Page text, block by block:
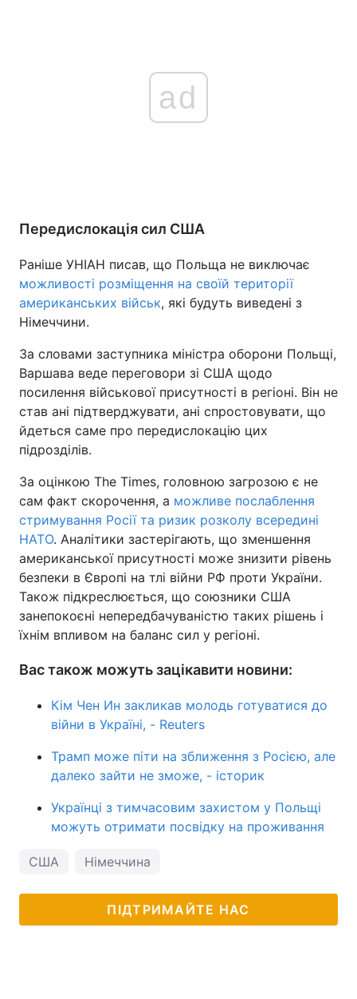
ad
Передислокація сил США
Раніше УНІАН писав, що Польща не виключає
можливості розміщення на своїй території
американських військ, які будуть виведені з
Німеччини.
За словами заступника міністра оборони Польщі,
Варшава веде переговори зі США щодо
посилення військової присутності в регіоні. Він не
став ані підтверджувати, ані спростовувати, що
йдеться саме про передислокацію цих
підрозділів.
За оцінкою The Times, головною загрозою є не
сам факт скорочення, а можливе послаблення
стримування Росії та ризик розколу всередині
НАТО. Аналітики застерігають, що зменшення
американської присутності може знизити рівень
безпеки в Європі на тлі війни РФ проти України.
Також підкреслюється, що союзники США
занепокоєні непередбачуваністю таких рішень і
їхнім впливом на баланс сил у регіоні.
Вас також можуть зацікавити новини:
Кім Чен Ин закликав молодь готуватися до
війни в Україні, - Reuters
Трамп може піти на зближення з Росією, але
далеко зайти не зможе, - історик
Українці з тимчасовим захистом у Польщі
можуть отримати посвідку на проживання
США Німеччина
ПІДТРИМАЙТЕ НАС